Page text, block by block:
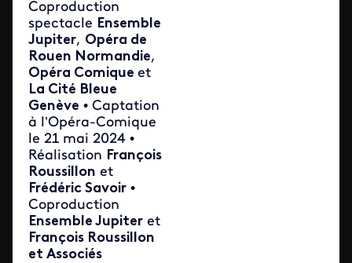
Coproduction
spectacle Ensemble
Jupiter, Opéra de
Rouen Normandie,
Opéra Comique et
La Cité Bleue
Genève • Captation
à l’Opéra-Comique
le 21 mai 2024 •
Réalisation François
Roussillon et
Frédéric Savoir •
Coproduction
Ensemble Jupiter et
François Roussillon
et Associés